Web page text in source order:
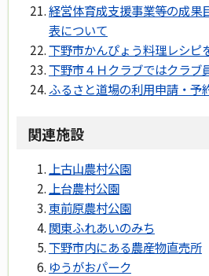
経営体育成支援事業等の成果
表について
下野市かんぴょう料理レシピ
下野市４Ｈクラブではクラブ
ふるさと道場の利用申請・予
関連施設
上古山農村公園
上台農村公園
東前原農村公園
関東ふれあいのみち
下野市内にある農産物直売所
ゆうがおパーク